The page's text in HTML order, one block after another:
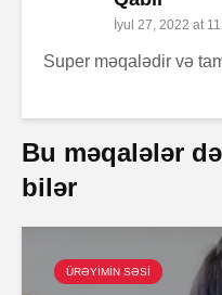
İyul 27, 2022 at
Super məqalədir və
Bu məqalələr
bilər
ÜRƏYİMİN SƏSİ